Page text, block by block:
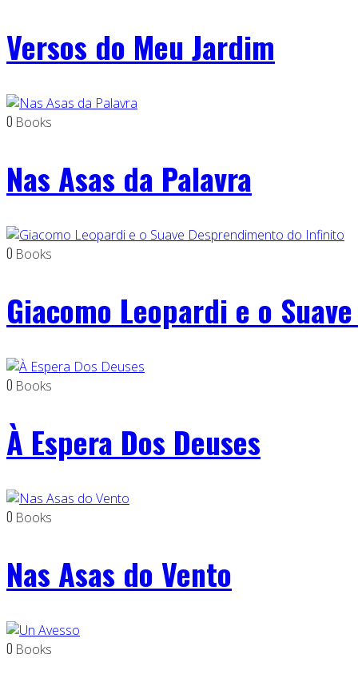
Versos do Meu Jardim
0 Books
Nas Asas da Palavra
0 Books
Giacomo Leopardi e o
0 Books
À Espera Dos Deuses
0 Books
Nas Asas do Vento
0 Books